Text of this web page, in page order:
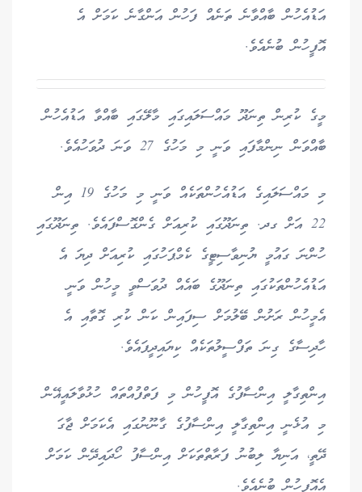
އަޑުއެހުން ބާއްވާނެ ތަނެއް ފަހުން އަންގާނެ ކަމަށް އެ
އޮފީހުން ބުނެއެވެ.
މީގެ ކުރިން ތިނަދޫ މައްސަލައިގައި މާލޭގައި ބާއްވާ އަޑުއެހުން
ބާއްވަން ނިންމާފައި ވަނީ މި މަހުގެ 27 ވަނަ ދުވަހުއެވެ.
މި މައްސަލައިގެ އަޑުއެހުންތަކެއް ވަނީ މި މަހުގެ 19 އިން
22 އަށް ގދ. ތިނަދޫގައި ކުރިއަށް ގެންގޮސްފައެވެ. ތިނަދޫގައި
ހުންނަ ގައުމީ ޔުނިވާސިޓީގެ ކެމްޕަހުގައި ކުރިއަށް ދިޔަ އެ
އަޑުއެހުންތަކުގައި ތިނަދޫގެ ބައެއް ދުވަސްވީ މީހުން ވަނީ
އެމީހުން ރަށުން ބޭލުމަށް ސިފައިން ކަން ކުރި ގޮތާއި އެ
ހާދިސާގެ ގިނަ ތަފްސީލުތަކެއް ކިޔައިދީފައެވެ.
އިންތިގާލީ އިންސާފުގެ އޮފީހުން މި ފަތްފުއްތައް ހުޅުވާލައީޣޭން
މި އުޅެނީ އިންތިގާލީ އިންސާފުގެ ގާނޫނުގައި އެކަމަށް ޖާގަ
ދޭތީ، އަނިޔާ ލިބުނު ފަރާތްތަކަށް އިންސާފު ހޯދައިދޭން ކަމަށް
އެއޮފީހުން ބުނެއެވެ.